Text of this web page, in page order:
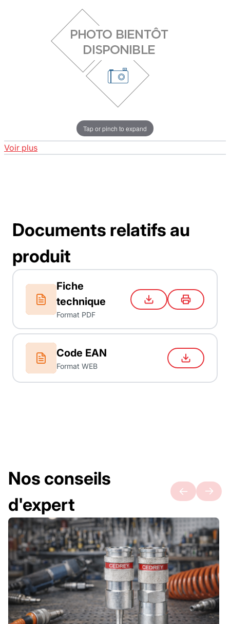
Tap or pinch to expand
Voir plus
Documents relatifs au
produit
Fiche
technique
Format PDF
Code EAN
Format WEB
Nos conseils
d'expert